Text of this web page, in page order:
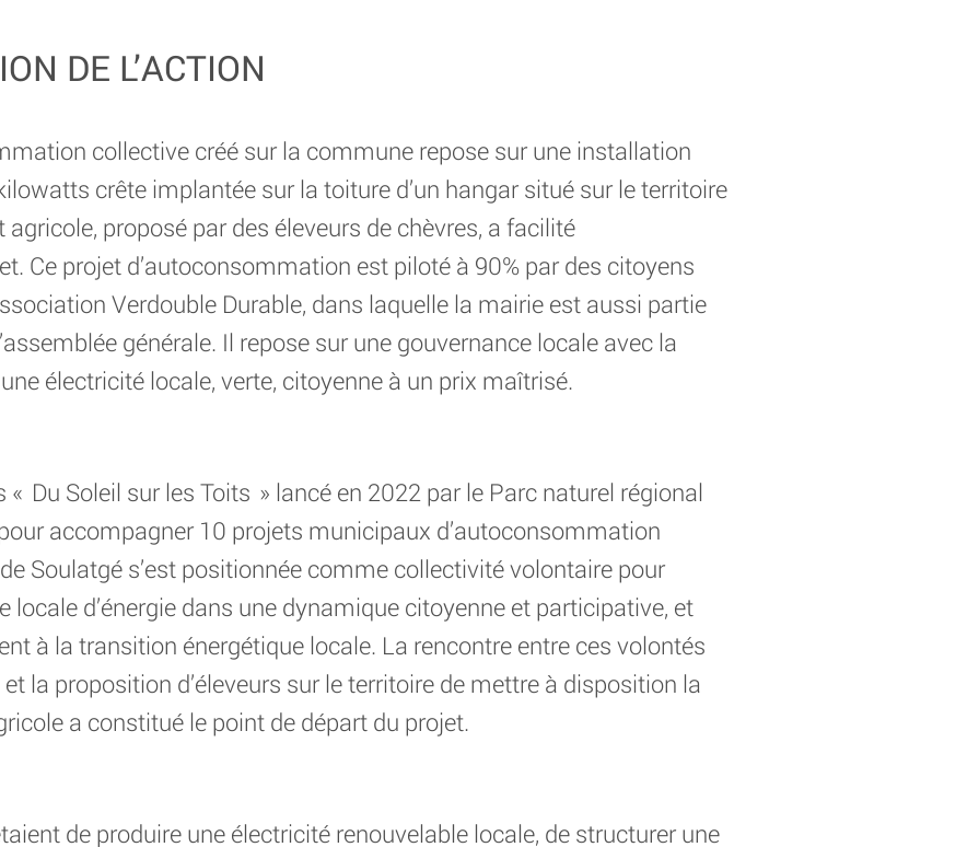
DE L’ACTION
collective créé sur la commune repose sur une installation
crête implantée sur la toiture d’un hangar situé sur le territoire
proposé par des éleveurs de chèvres, a facilité
Ce projet d’autoconsommation est piloté à 90% par des citoyens
Verdouble Durable, dans laquelle la mairie est aussi partie
générale. Il repose sur une gouvernance locale avec la
électricité locale, verte, citoyenne à un prix maîtrisé.
« Du Soleil sur les Toits » lancé en 2022 par le Parc naturel régional
accompagner 10 projets municipaux d’autoconsommation
Soulatgé s’est positionnée comme collectivité volontaire pour
locale d’énergie dans une dynamique citoyenne et participative, et
à la transition énergétique locale. La rencontre entre ces volontés
la proposition d’éleveurs sur le territoire de mettre à disposition la
a constitué le point de départ du projet.
de produire une électricité renouvelable locale, de structurer une